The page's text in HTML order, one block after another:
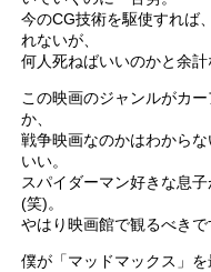
今のCG技術を駆使すれば
れないが、
何人死ねばいいのかと余計
この映画のジャンルがカ
か、
戦争映画なのかはわから
いい。
スパイダーマン好きな息
(笑)。
やはり映画館で観るべきで
僕が「マッドマックス」